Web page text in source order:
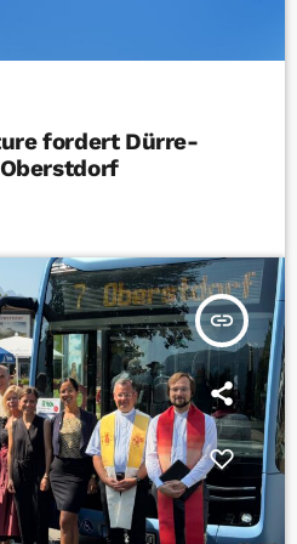
fordert Dürre-
insert_link